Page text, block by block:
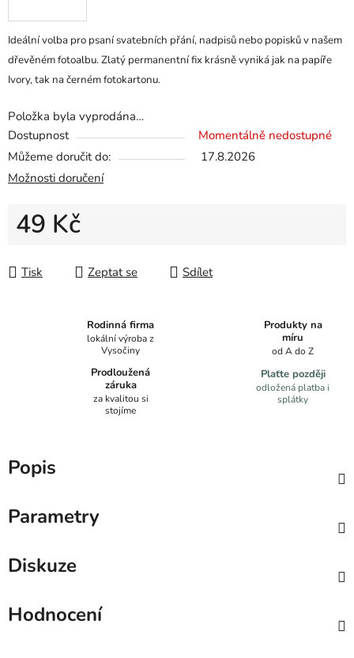
Ideální volba pro psaní svatebních přání, nadpisů nebo popisků v našem
dřevěném fotoalbu. Zlatý permanentní fix krásně vyniká jak na papíře
Ivory, tak na černém fotokartonu.
Položka byla vyprodána…
Dostupnost
Momentálně nedostupné
Můžeme doručit do:
17.8.2026
Možnosti doručení
49 Kč
Tisk
Zeptat se Sdílet
Rodinná firma
lokální výroba z
Vysočiny
Produkty na
míru
od A do Z
Prodloužená
záruka
za kvalitou si
stojíme
Plaťte později
odložená platba i
splátky
Popis
Parametry
Diskuze
Hodnocení